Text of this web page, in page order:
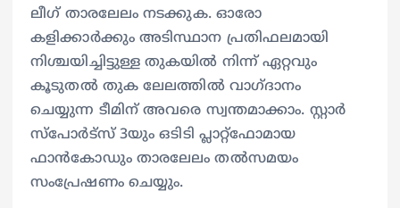
ലീഗ് താരലേലം നടക്കുക. ഓരോ
കളിക്കാർക്കും അടിസ്ഥാന പ്രതിഫലമായി
നിശ്ചയിച്ചിട്ടുള്ള തുകയിൽ നിന്ന് ഏറ്റവും
കൂടുതൽ തുക ലേലത്തിൽ വാഗ്ദാനം
ചെയ്യുന്ന ടീമിന് അവരെ സ്വന്തമാക്കാം. സ്റ്റാർ
സ്‌പോർട്‌സ് 3യും ഒടിടി പ്ലാറ്റ്‌ഫോമായ
ഫാൻ‌കോഡും താരലേലം തൽസമയം
സംപ്രേഷണം ചെയ്യും.